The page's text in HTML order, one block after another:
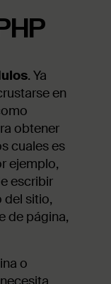
. Ya
en
obtener
cuales es
ejemplo,
escribir
del sitio,
de página,
o